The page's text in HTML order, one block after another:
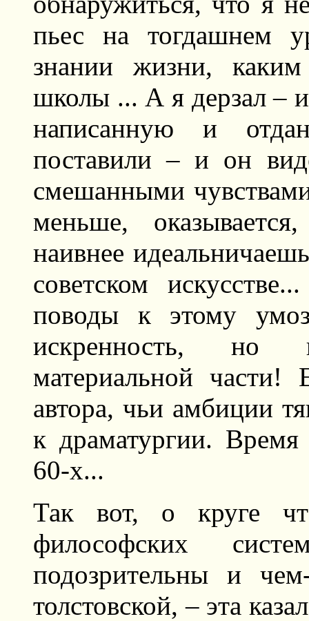
пьес на тогдашнем
знании жизни, каким
школы ... А я дерзал –
написанную и
поставили – и он
смешанными
меньше,
наивнее
советском
поводы к этому
искренность, но
материальной части!
автора, чьи амбиции
к драматургии.
60-х...
Так вот, о круге
философских
подозрительны и
толстовской, – эта